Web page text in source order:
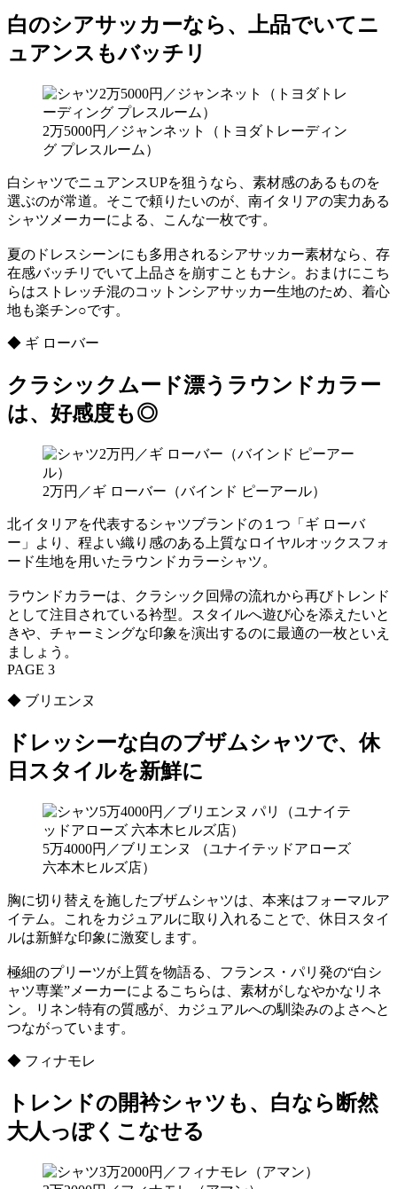
白のシアサッカーなら、上品でいてニ
ュアンスもバッチリ
2万5000円／ジャンネット（トヨダトレーディン
グ プレスルーム）
白シャツでニュアンスUPを狙うなら、素材感のあるものを
選ぶのが常道。そこで頼りたいのが、南イタリアの実力ある
シャツメーカーによる、こんな一枚です。
夏のドレスシーンにも多用されるシアサッカー素材なら、存
在感バッチリでいて上品さを崩すこともナシ。おまけにこち
らはストレッチ混のコットンシアサッカー生地のため、着心
地も楽チン○です。
◆ ギ ローバー
クラシックムード漂うラウンドカラー
は、好感度も◎
2万円／ギ ローバー（バインド ピーアール）
北イタリアを代表するシャツブランドの１つ「ギ ローバ
ー」より、程よい織り感のある上質なロイヤルオックスフォ
ード生地を用いたラウンドカラーシャツ。
ラウンドカラーは、クラシック回帰の流れから再びトレンド
として注目されている衿型。スタイルへ遊び心を添えたいと
きや、チャーミングな印象を演出するのに最適の一枚といえ
ましょう。
PAGE 3
◆ ブリエンヌ
ドレッシーな白のブザムシャツで、休
日スタイルを新鮮に
5万4000円／ブリエンヌ （ユナイテッドアローズ
六本木ヒルズ店）
胸に切り替えを施したブザムシャツは、本来はフォーマルア
イテム。これをカジュアルに取り入れることで、休日スタイ
ルは新鮮な印象に激変します。
極細のプリーツが上質を物語る、フランス・パリ発の“白シ
ャツ専業”メーカーによるこちらは、素材がしなやかなリネ
ン。リネン特有の質感が、カジュアルへの馴染みのよさへと
つながっています。
◆ フィナモレ
トレンドの開衿シャツも、白なら断然
大人っぽくこなせる